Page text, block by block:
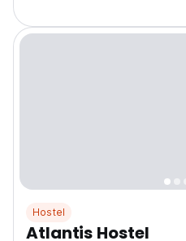
Hostel
Atlantis Hostel